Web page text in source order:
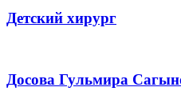
Детский хирург
Досова Гульмира